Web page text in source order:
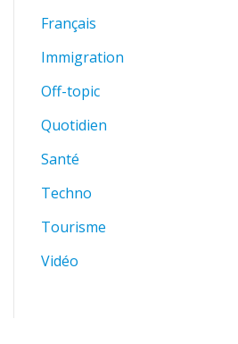
Français
Immigration
Off-topic
Quotidien
Santé
Techno
Tourisme
Vidéo